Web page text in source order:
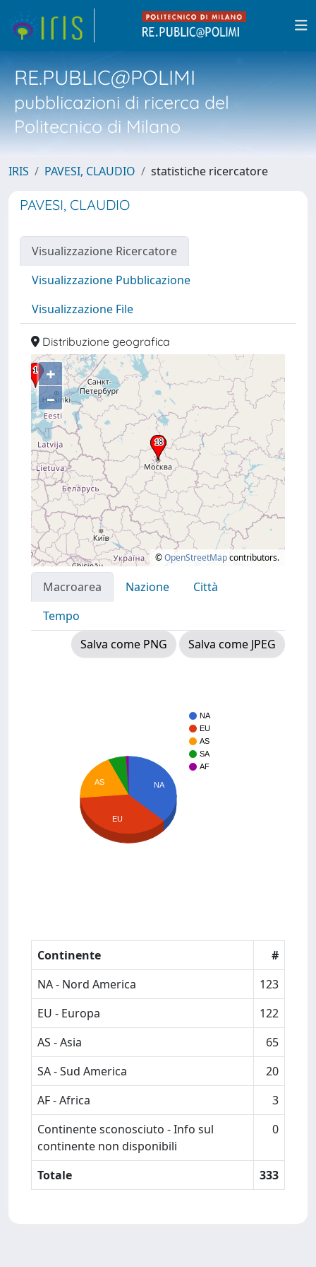
RE.PUBLIC@POLIMI
pubblicazioni di ricerca del
Politecnico di Milano
IRIS PAVESI, CLAUDIO statistiche ricercatore
PAVESI, CLAUDIO
Visualizzazione Ricercatore
Visualizzazione Pubblicazione
Visualizzazione File
Distribuzione geografica
+
–
©OpenStreetMapcontributors.
Macroarea Nazione
Città
Tempo
Salva come PNG
Salva come JPEG
NA
EU
AS
SA
AF
NA
AS
EU
Continente
#
NA - Nord America
123
EU - Europa
122
AS - Asia
65
SA - Sud America
20
AF - Africa
3
Continente sconosciuto - Info sul
continente non disponibili
0
Totale 333